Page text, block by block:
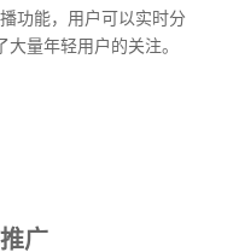
功能，用户可以实时分
量年轻用户的关注。
广